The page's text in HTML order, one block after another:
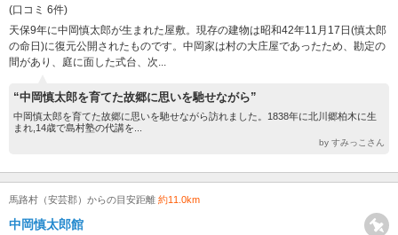
(口コミ 6件)
天保9年に中岡慎太郎が生まれた屋敷。現存の建物は昭和42年11月17日(慎太郎
の命日)に復元公開されたものです。中岡家は村の大庄屋であったため、勘定の
間があり、庭に面した式台、次...
“中岡慎太郎を育てた故郷に思いを馳せながら”
中岡慎太郎を育てた故郷に思いを馳せながら訪れました。1838年に北川郷柏木に生
まれ,14歳で島村塾の代講を...
by すみっこさん
馬路村（安芸郡）からの目安距離 約11.0km
中岡慎太郎館